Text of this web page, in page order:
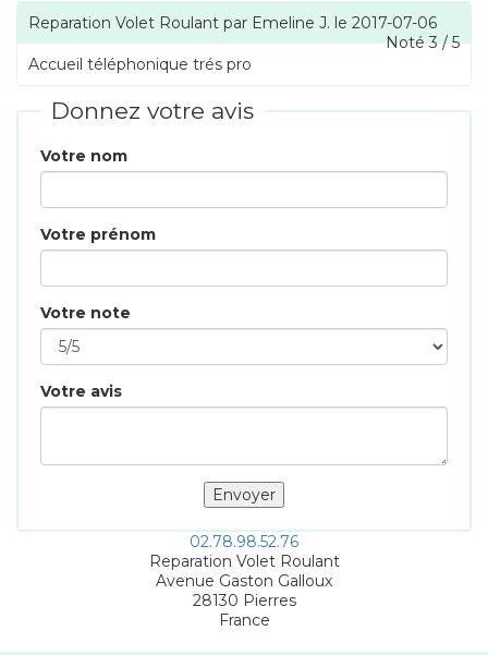
Reparation Volet Roulant par Emeline J. le 2017-07-06
Noté3/5
Accueil téléphonique trés pro
Donnez votre avis
Votre nom
Votre prénom
Votre note
Votre avis
02.78.98.52.76
Reparation Volet Roulant
Avenue Gaston Galloux
28130 Pierres
France